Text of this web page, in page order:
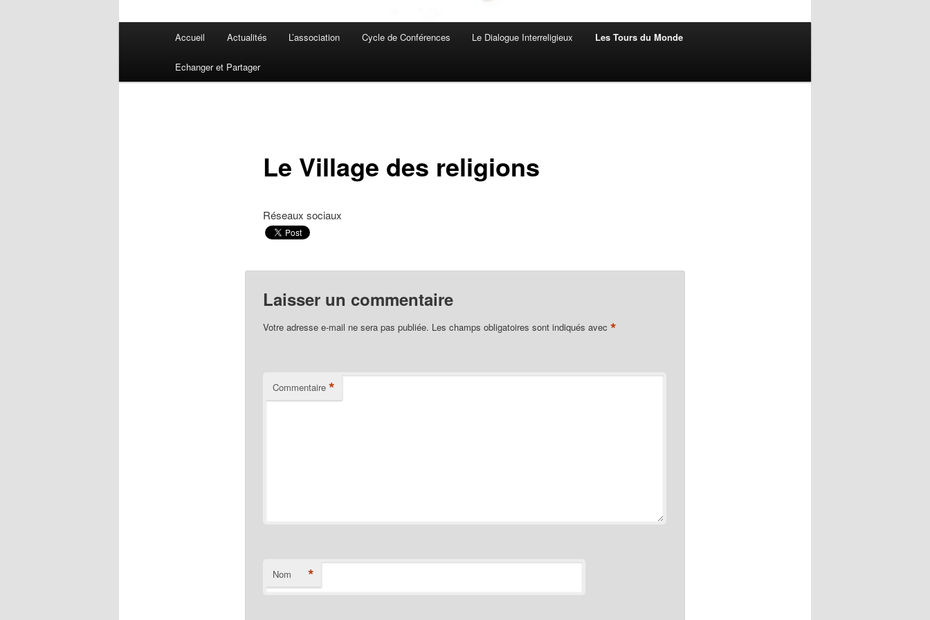
Accueil Actualités L’association Cycle de Conférences Le Dialogue Interreligieux Les Tours du Monde
Echanger et Partager
Le Village des religions
Réseaux sociaux
Laisser un commentaire
Votre adresse e-mail ne sera pas publiée. Les champs obligatoires sont indiqués avec *
Commentaire *
Nom *